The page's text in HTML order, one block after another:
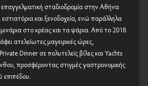
επαγγελματική σταδιοδρομία στην Αθήνα
και ξενοδοχεία, ενώ παράλληλα
στο κρέας και τα ψάρια. Από το 2018
ατελείωτες μαγειρικές ώρες,
Dinner σε πολυτελείς βίλες και Yachts
προσφέροντας στιγμές γαστρονομικής
επιπέδου.